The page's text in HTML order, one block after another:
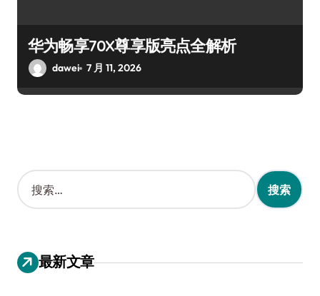
华为畅享70X尊享版亮点全解析
dawei 7 月 11, 2026
搜
索
：
最新文章